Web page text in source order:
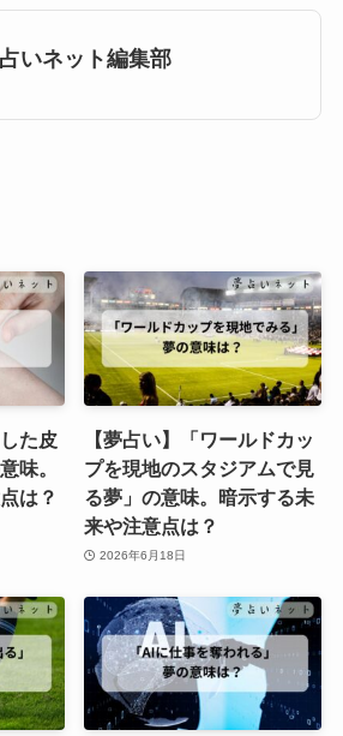
いネット編集部
た皮
味。
は？
【夢占い】「ワールドカッ
プを現地のスタジアムで見
る夢」の意味。暗示する未
来や注意点は？
2026年6月18日